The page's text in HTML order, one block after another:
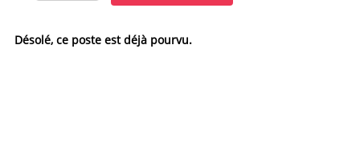
Désolé, ce poste est déjà pourvu.